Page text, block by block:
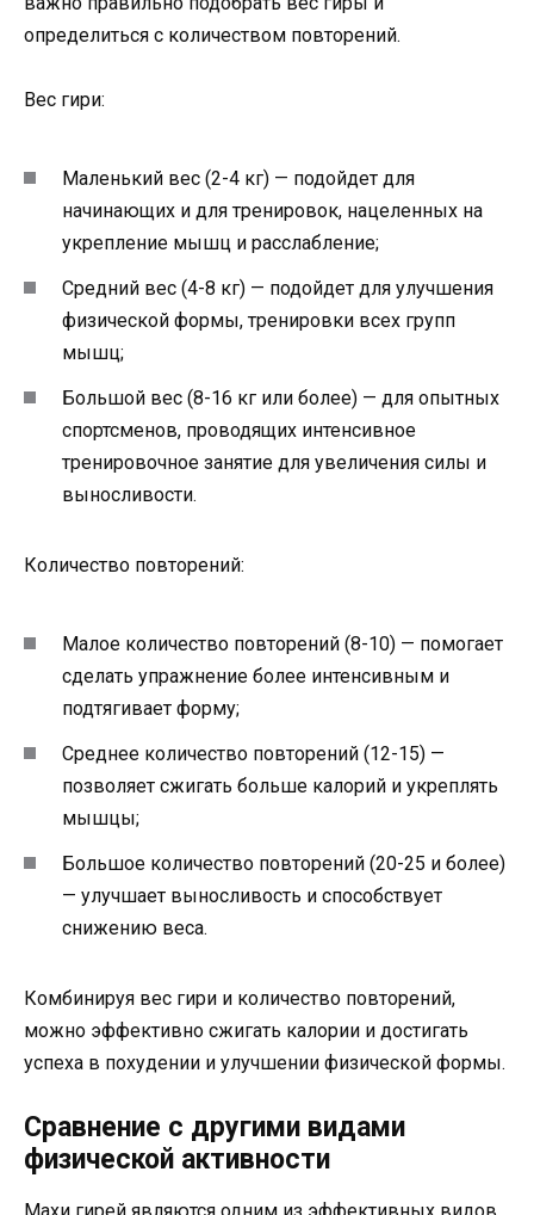
определиться с количеством повторений.
Вес гири:
Маленький вес (2-4 кг) — подойдет для
начинающих и для тренировок, нацеленных на
укрепление мышц и расслабление;
Средний вес (4-8 кг) — подойдет для улучшения
физической формы, тренировки всех групп
мышц;
Большой вес (8-16 кг или более) — для опытных
спортсменов, проводящих интенсивное
тренировочное занятие для увеличения силы и
выносливости.
Количество повторений:
Малое количество повторений (8-10) — помогает
сделать упражнение более интенсивным и
подтягивает форму;
Среднее количество повторений (12-15) —
позволяет сжигать больше калорий и укреплять
мышцы;
Большое количество повторений (20-25 и более)
— улучшает выносливость и способствует
снижению веса.
Комбинируя вес гири и количество повторений,
можно эффективно сжигать калории и достигать
успеха в похудении и улучшении физической формы.
Сравнение с другими видами
физической активности